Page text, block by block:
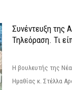
Συνέντευξη της
Τηλεόραση. Τι
Η βουλευτής της
Ημαθίας κ. Στέλλα